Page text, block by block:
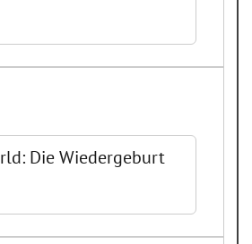
Die Wiedergeburt